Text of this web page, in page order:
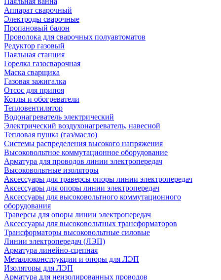
Аппарат сварочный
Электроды сварочные
Пропановый балон
Проволока для сварочных полуавтоматов
Редуктор газовый
Паяльная станция
Горелка газосварочная
Маска сварщика
Газовая зажигалка
Отсос для припоя
Котлы и обогреватели
Тепловентилятор
Водонагреватель электрический
Электрический воздухонагреватель, навесной
Тепловая пушка (газ/масло)
Системы распределения высокого напряжения
Высоковольтное коммутационное оборудование
Арматура для проводов линии электропередач
Высоковольтные изоляторы
Аксессуары для траверсы опоры линии электропередач
Аксессуары для опоры линии электропередач
Аксессуары для высоковольтного коммутационного
оборудования
Траверсы для опоры линии электропередач
Аксессуары для высоковольтных трансформаторов
Трансформаторы высоковольтные силовые
Линии электропередач (ЛЭП)
Арматура линейно-сцепная
Металлоконструкции и опоры для ЛЭП
Изоляторы для ЛЭП
Арматура для неизолированных проводов